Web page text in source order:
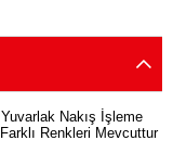
Nakış İşleme
Renkleri Mevcuttur